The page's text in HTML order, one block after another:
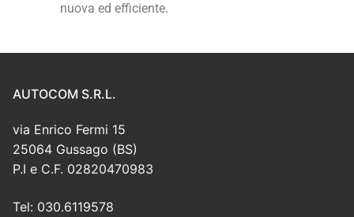
nuova ed efficiente.
AUTOCOM S.R.L.
via Enrico Fermi 15
25064 Gussago (BS)
P.I e C.F. 02820470983
Tel: 030.6119578